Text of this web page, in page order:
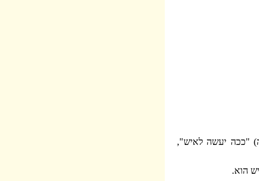
"ככה יעשה לאיש",
הוא.